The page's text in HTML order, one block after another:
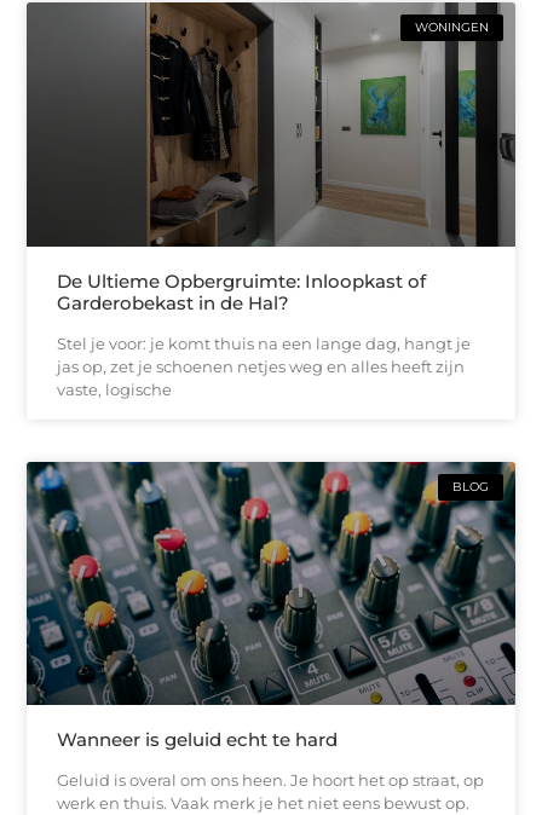
WONINGEN
De Ultieme Opbergruimte: Inloopkast of
Garderobekast in de Hal?
Stel je voor: je komt thuis na een lange dag, hangt je
jas op, zet je schoenen netjes weg en alles heeft zijn
vaste, logische
BLOG
Wanneer is geluid echt te hard
Geluid is overal om ons heen. Je hoort het op straat, op
werk en thuis. Vaak merk je het niet eens bewust op.